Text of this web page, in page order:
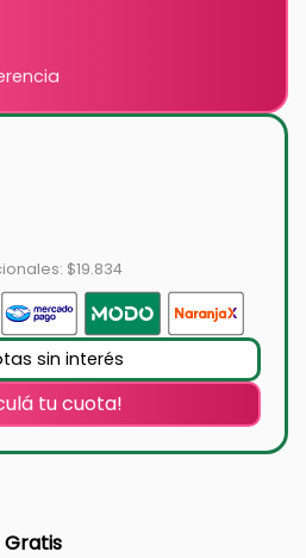
$19.834
sin interés
tu cuota!
Gratis